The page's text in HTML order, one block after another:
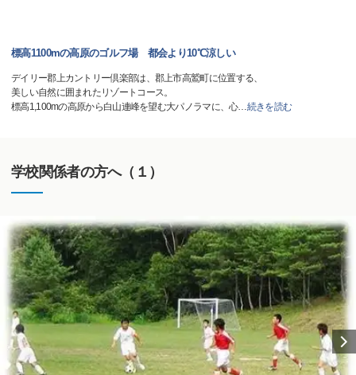
標高1100mの高原のゴルフ場 都会より10℃涼しい
デイリー郡上カントリー倶楽部は、郡上市高鷲町に位置する、
美しい自然に囲まれたリゾートコース。
標高1,100mの高原から白山連峰を望む大パノラマに、心…続きを読む
学校関係者の方へ（１）